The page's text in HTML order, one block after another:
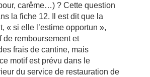
carême…) ? Cette question
la fiche 12. Il est dit que la
« si elle l’estime opportun »,
de remboursement et
frais de cantine, mais
motif est prévu dans le
du service de restauration de